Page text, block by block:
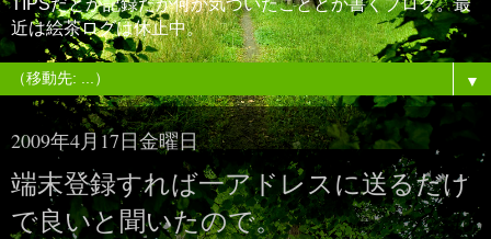
TIPSだとか記録だか何か気づいたこととか書くブログ。最
近は絵茶ログは休止中。
▼
2009年4月17日金曜日
端末登録すれば一アドレスに送るだけ
で良いと聞いたので。